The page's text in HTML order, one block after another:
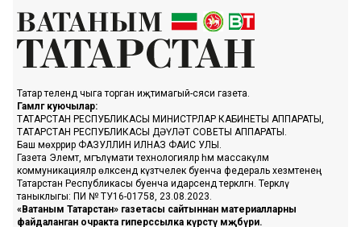
Татар телендә чыга торган иҗтимагый-сәяси газета.
Гамәлгә куючылар:
ТАТАРСТАН РЕСПУБЛИКАСЫ МИНИСТРЛАР КАБИНЕТЫ АППАРАТЫ,
ТАТАРСТАН РЕСПУБЛИКАСЫ ДӘҮЛӘТ СОВЕТЫ АППАРАТЫ.
Баш мөхәррир ФАЗУЛЛИН ИЛНАЗ ФАИС УЛЫ.
Газета Элемтә, мәгълүмати технологияләр һәм массакүләм
коммуникацияләр өлкәсендә күзәтчелек буенча федераль хезмәтенең
Татарстан Республикасы буенча идарәсендә теркәлгән. Теркәлү
таныклыгы: ПИ № ТУ16-01758, 23.08.2023.
«Ватаным Татарстан» газетасы сайтыннан материалларны
файдаланган очракта гиперссылка күрсәтү мәҗбүри.